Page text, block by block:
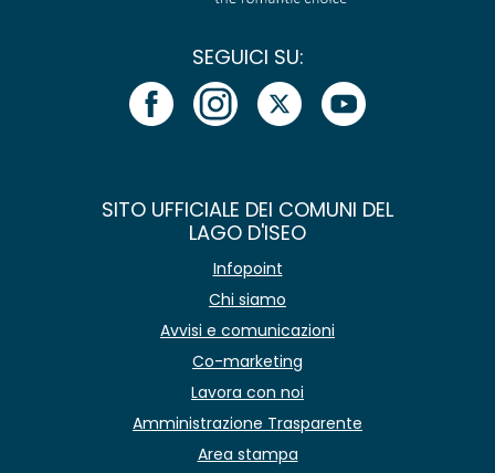
SEGUICI SU:
SITO UFFICIALE DEI COMUNI DEL
LAGO D'ISEO
Infopoint
Chi siamo
Avvisi e comunicazioni
Co-marketing
Lavora con noi
Amministrazione Trasparente
Area stampa